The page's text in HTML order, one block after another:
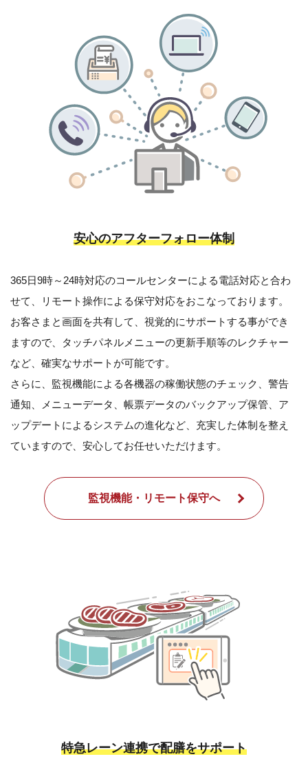
安心のアフターフォロー体制
365日9時～24時対応のコールセンターによる電話対応と合わ
せて、リモート操作による保守対応をおこなっております。
お客さまと画面を共有して、視覚的にサポートする事ができ
ますので、タッチパネルメニューの更新手順等のレクチャー
など、確実なサポートが可能です。
さらに、監視機能による各機器の稼働状態のチェック、警告
通知、メニューデータ、帳票データのバックアップ保管、ア
ップデートによるシステムの進化など、充実した体制を整え
ていますので、安心してお任せいただけます。
監視機能・リモート保守へ
特急レーン連携で配膳をサポート